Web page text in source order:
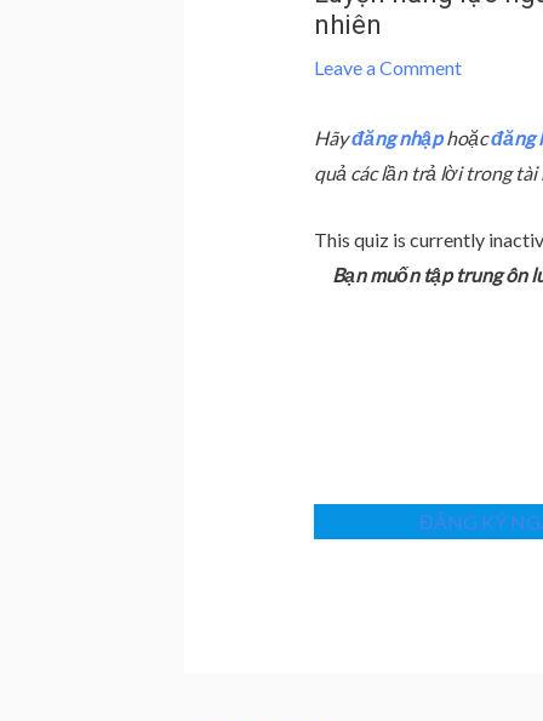
nhiên
Leave a Comment
Hãyđăng nhậphoặcđăng
quả các lần trả lời trong
This quiz is currently
Bạn muốn tập trung ôn
ĐĂNG KÝ